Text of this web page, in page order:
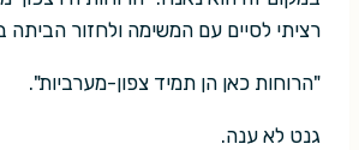
רציתי לסיים עם המשימה ולחזור הביתה
"הרוחות כאן הן תמיד צפון-מערביות".
גנט לא ענה.